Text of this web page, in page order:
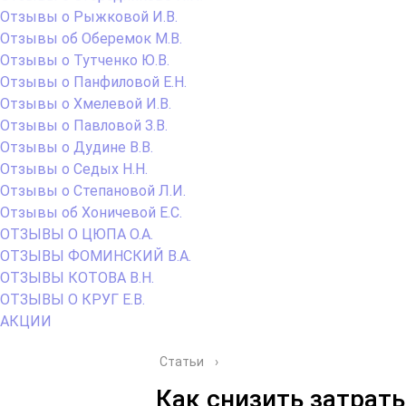
Отзывы о Рыжковой И.В.
Отзывы об Оберемок М.В.
Отзывы о Тутченко Ю.В.
Отзывы о Панфиловой Е.Н.
Отзывы о Хмелевой И.В.
Отзывы о Павловой З.В.
Отзывы о Дудине В.В.
Отзывы о Седых Н.Н.
Отзывы о Степановой Л.И.
Отзывы об Хоничевой Е.С.
ОТЗЫВЫ О ЦЮПА О.А.
ОТЗЫВЫ ФОМИНСКИЙ В.А.
ОТЗЫВЫ КОТОВА В.Н.
ОТЗЫВЫ О КРУГ Е.В.
АКЦИИ
Статьи ›
Как снизить